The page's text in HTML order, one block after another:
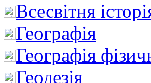
Всесвітня
Географія
Географія
Геодезія